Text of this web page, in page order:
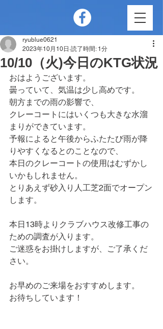
10/10（火)今日のKTG状況
ryublue0621
2023年10月10日 読了時間: 1分
おはようございます。
曇っていて、気温は少し高めです。
朝方までの雨の影響で、
クレーコートにはいくつも大きな水溜
まりができています。
予報によると午後からふたたび雨が降
りやすくなるとのことなので、
本日のクレーコートの使用はむずかし
いかもしれません。
とりあえず砂入り人工芝2面でオープン
します。
本日13時よりクラブハウス改修工事の
ための調査が入ります。
ご迷惑をお掛けしますが、ご了承くだ
さい。
お早めのご来場をおすすめします。
お待ちしています！